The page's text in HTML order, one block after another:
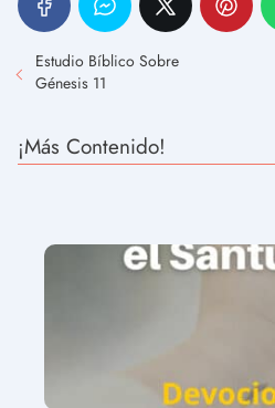
Estudio Bíblico Sobre
Génesis 11
¡Más Contenido!